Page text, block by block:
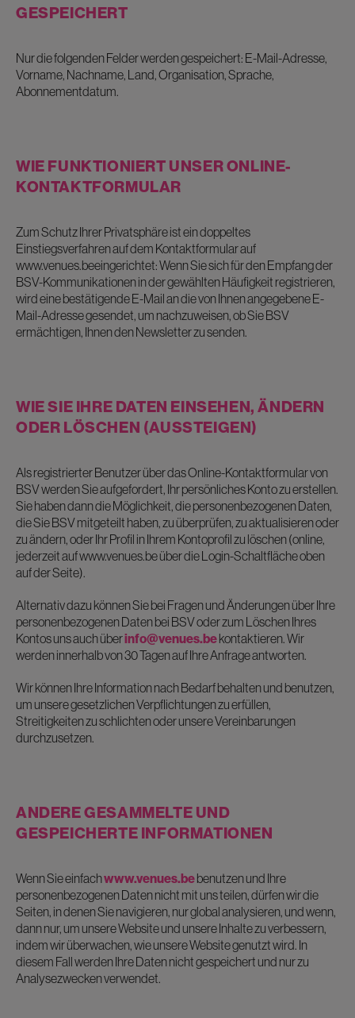
GESPEICHERT
Nur die folgenden Felder werden gespeichert: E-Mail-Adresse,
Vorname, Nachname, Land, Organisation, Sprache,
Abonnementdatum.
WIE FUNKTIONIERT UNSER ONLINE-
KONTAKTFORMULAR
Zum Schutz Ihrer Privatsphäre ist ein doppeltes
Einstiegsverfahren auf dem Kontaktformular auf
www.venues.beeingerichtet: Wenn Sie sich für den Empfang der
BSV-Kommunikationen in der gewählten Häufigkeit registrieren,
wird eine bestätigende E-Mail an die von Ihnen angegebene E-
Mail-Adresse gesendet, um nachzuweisen, ob Sie BSV
ermächtigen, Ihnen den Newsletter zu senden.
WIE SIE IHRE DATEN EINSEHEN, ÄNDERN
ODER LÖSCHEN (AUSSTEIGEN)
Als registrierter Benutzer über das Online-Kontaktformular von
BSV werden Sie aufgefordert, Ihr persönliches Konto zu erstellen.
Sie haben dann die Möglichkeit, die personenbezogenen Daten,
die Sie BSV mitgeteilt haben, zu überprüfen, zu aktualisieren oder
zu ändern, oder Ihr Profil in Ihrem Kontoprofil zu löschen (online,
jederzeit auf www.venues.be über die Login-Schaltfläche oben
auf der Seite).
Alternativ dazu können Sie bei Fragen und Änderungen über Ihre
personenbezogenen Daten bei BSV oder zum Löschen Ihres
Kontos uns auch überinfo@venues.bekontaktieren. Wir
werden innerhalb von 30 Tagen auf Ihre Anfrage antworten.
Wir können Ihre Information nach Bedarf behalten und benutzen,
um unsere gesetzlichen Verpflichtungen zu erfüllen,
Streitigkeiten zu schlichten oder unsere Vereinbarungen
durchzusetzen.
ANDERE GESAMMELTE UND
GESPEICHERTE INFORMATIONEN
Wenn Sie einfachwww.venues.bebenutzen und Ihre
personenbezogenen Daten nicht mit uns teilen, dürfen wir die
Seiten, in denen Sie navigieren, nur global analysieren, und wenn,
dann nur, um unsere Website und unsere Inhalte zu verbessern,
indem wir überwachen, wie unsere Website genutzt wird. In
diesem Fall werden Ihre Daten nicht gespeichert und nur zu
Analysezwecken verwendet.